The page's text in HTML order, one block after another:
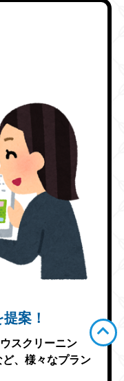
案！
スクリーニン
ど、様々なプラン